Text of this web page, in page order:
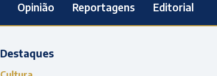
Opinião Reportagens Editorial
Destaques